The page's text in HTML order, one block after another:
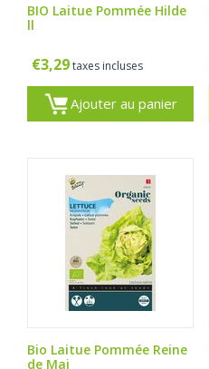
BIO Laitue Pommée Hilde
ll
€3,29taxes incluses
Ajouter au panier
Bio Laitue Pommée Reine
de Mai